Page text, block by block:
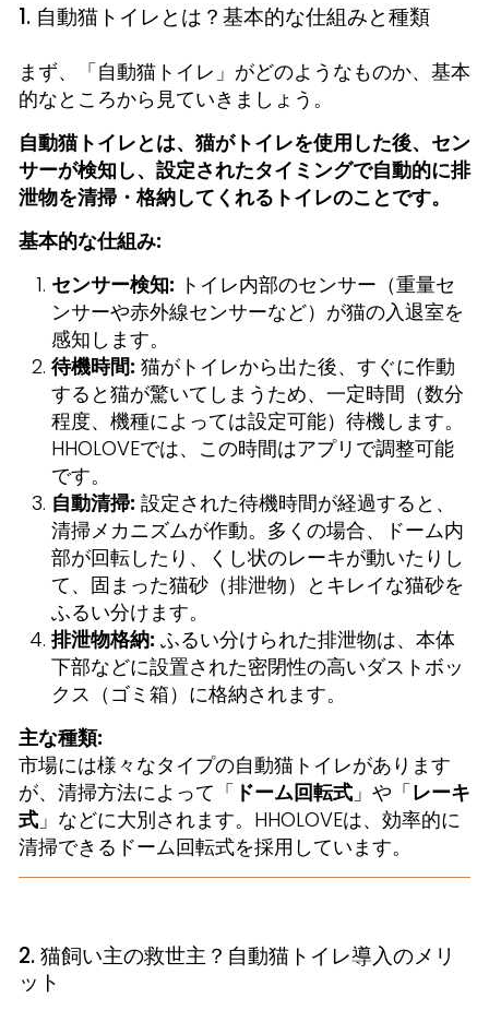
1. 自動猫トイレとは？基本的な仕組みと種類
まず、「自動猫トイレ」がどのようなものか、基本
的なところから見ていきましょう。
自動猫トイレとは、猫がトイレを使用した後、セン
サーが検知し、設定されたタイミングで自動的に排
泄物を清掃・格納してくれるトイレのことです。
基本的な仕組み:
センサー検知: トイレ内部のセンサー（重量セ
ンサーや赤外線センサーなど）が猫の入退室を
感知します。
待機時間: 猫がトイレから出た後、すぐに作動
すると猫が驚いてしまうため、一定時間（数分
程度、機種によっては設定可能）待機します。
HHOLOVEでは、この時間はアプリで調整可能
です。
自動清掃: 設定された待機時間が経過すると、
清掃メカニズムが作動。多くの場合、ドーム内
部が回転したり、くし状のレーキが動いたりし
て、固まった猫砂（排泄物）とキレイな猫砂を
ふるい分けます。
排泄物格納: ふるい分けられた排泄物は、本体
下部などに設置された密閉性の高いダストボッ
クス（ゴミ箱）に格納されます。
主な種類:
市場には様々なタイプの自動猫トイレがあります
が、清掃方法によって「 ドーム回転式 」や「レーキ
式 」などに大別されます。HHOLOVEは、効率的に
清掃できるドーム回転式を採用しています。
2. 猫飼い主の救世主？自動猫トイレ導入のメリ
ット